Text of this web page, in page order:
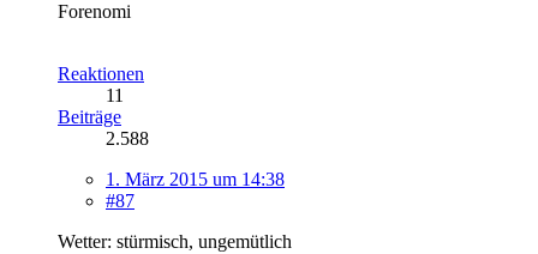
Forenomi
Reaktionen
11
Beiträge
2.588
1. März 2015 um 14:38
#87
Wetter: stürmisch, ungemütlich